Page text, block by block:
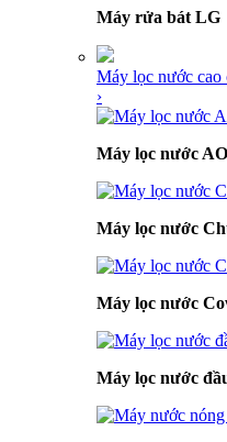
Máy rửa bát LG
Máy lọc nước cao
›
Máy lọc nước
Máy lọc nước
Máy lọc nước
Máy lọc nước